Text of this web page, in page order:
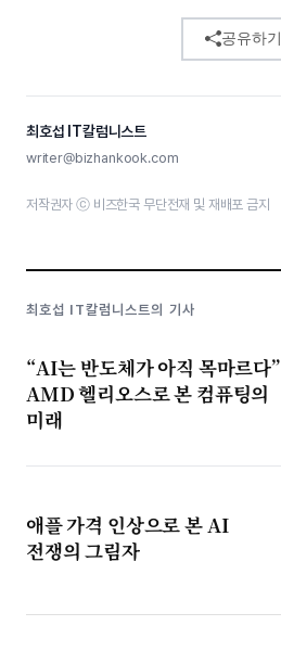
공유하기
최호섭 IT칼럼니스트
writer@bizhankook.com
저작권자 ⓒ 비즈한국 무단전재 및 재배포 금지
최호섭 IT칼럼니스트의 기사
“AI는 반도체가 아직 목마르다”
AMD 헬리오스로 본 컴퓨팅의
미래
애플 가격 인상으로 본 AI
전쟁의 그림자